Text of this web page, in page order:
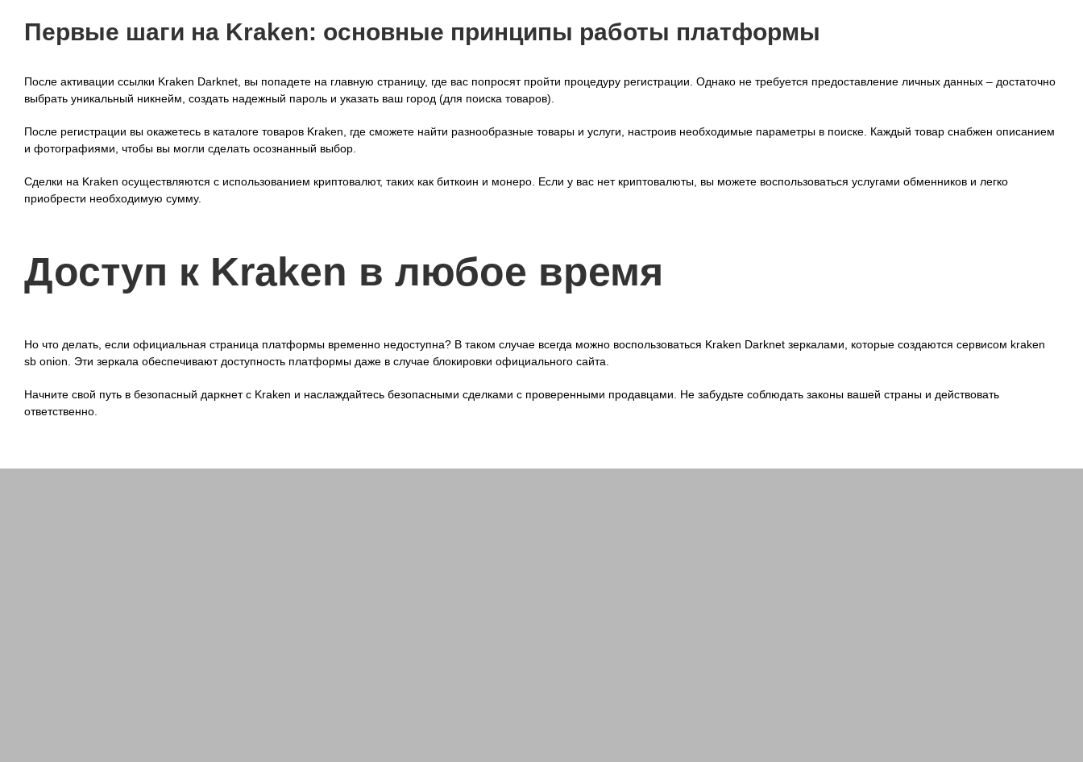
Первые шаги на Kraken: основные принципы работы платформы
После активации ссылки Kraken Darknet, вы попадете на главную страницу, где вас попросят пройти процедуру регистрации. Однако не требуется предоставление личных данных – достаточно
выбрать уникальный никнейм, создать надежный пароль и указать ваш город (для поиска товаров).
После регистрации вы окажетесь в каталоге товаров Kraken, где сможете найти разнообразные товары и услуги, настроив необходимые параметры в поиске. Каждый товар снабжен описанием
и фотографиями, чтобы вы могли сделать осознанный выбор.
Сделки на Kraken осуществляются с использованием криптовалют, таких как биткоин и монеро. Если у вас нет криптовалюты, вы можете воспользоваться услугами обменников и легко
приобрести необходимую сумму.
Доступ к Kraken в любое время
Но что делать, если официальная страница платформы временно недоступна? В таком случае всегда можно воспользоваться Kraken Darknet зеркалами, которые создаются сервисом kraken
sb onion. Эти зеркала обеспечивают доступность платформы даже в случае блокировки официального сайта.
Начните свой путь в безопасный даркнет с Kraken и наслаждайтесь безопасными сделками с проверенными продавцами. Не забудьте соблюдать законы вашей страны и действовать
ответственно.